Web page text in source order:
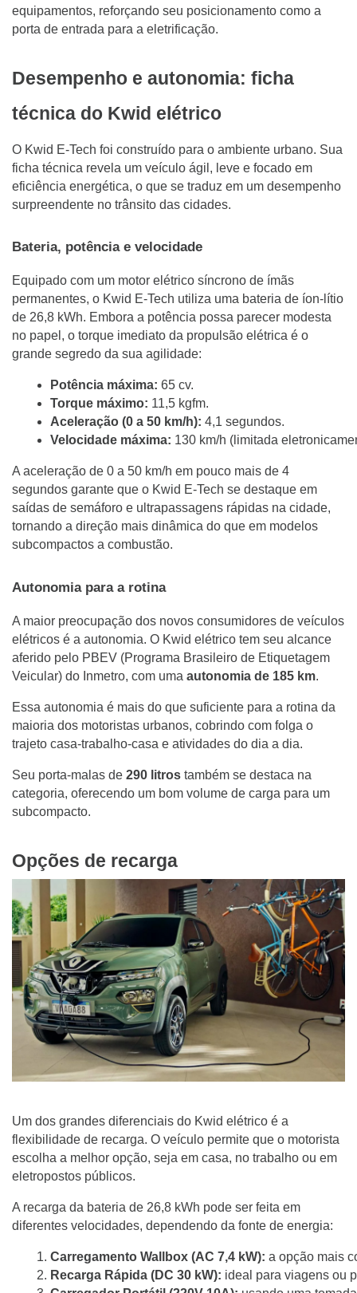
equipamentos, reforçando seu posicionamento como a
porta de entrada para a eletrificação.
Desempenho e autonomia: ficha
técnica do Kwid elétrico
O Kwid E-Tech foi construído para o ambiente urbano. Sua
ficha técnica revela um veículo ágil, leve e focado em
eficiência energética, o que se traduz em um desempenho
surpreendente no trânsito das cidades.
Bateria, potência e velocidade
Equipado com um motor elétrico síncrono de ímãs
permanentes, o Kwid E-Tech utiliza uma bateria de íon-lítio
de 26,8 kWh. Embora a potência possa parecer modesta
no papel, o torque imediato da propulsão elétrica é o
grande segredo da sua agilidade:
Potência máxima: 65 cv.
Torque máximo: 11,5 kgfm.
Aceleração (0 a 50 km/h): 4,1 segundos.
Velocidade máxima: 130 km/h (limitada
A aceleração de 0 a 50 km/h em pouco mais de 4
segundos garante que o Kwid E-Tech se destaque em
saídas de semáforo e ultrapassagens rápidas na cidade,
tornando a direção mais dinâmica do que em modelos
subcompactos a combustão.
Autonomia para a rotina
A maior preocupação dos novos consumidores de veículos
elétricos é a autonomia. O Kwid elétrico tem seu alcance
aferido pelo PBEV (Programa Brasileiro de Etiquetagem
Veicular) do Inmetro, com uma autonomia de 185 km.
Essa autonomia é mais do que suficiente para a rotina da
maioria dos motoristas urbanos, cobrindo com folga o
trajeto casa-trabalho-casa e atividades do dia a dia.
Seu porta-malas de 290 litros também se destaca na
categoria, oferecendo um bom volume de carga para um
subcompacto.
Opções de recarga
Um dos grandes diferenciais do Kwid elétrico é a
flexibilidade de recarga. O veículo permite que o motorista
escolha a melhor opção, seja em casa, no trabalho ou em
eletropostos públicos.
A recarga da bateria de 26,8 kWh pode ser feita em
diferentes velocidades, dependendo da fonte de energia:
Carregamento Wallbox (AC 7,4 kW): a opção mais
Recarga Rápida (DC 30 kW): ideal para viagens ou